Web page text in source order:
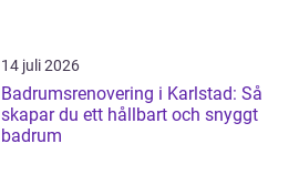
14 juli 2026
Badrumsrenovering i Karlstad: Så
skapar du ett hållbart och snyggt
badrum